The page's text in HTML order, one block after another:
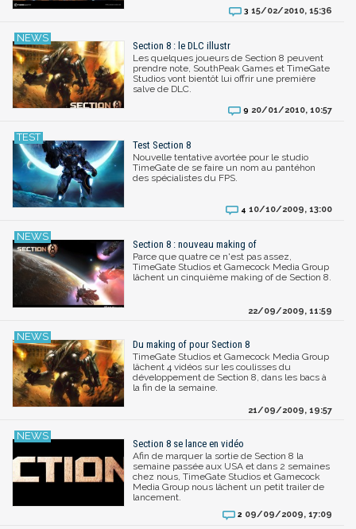
3 15/02/2010, 15:36
Section 8 : le DLC illustr
Les quelques joueurs de Section 8 peuvent
prendre note, SouthPeak Games et TimeGate
Studios vont bientôt lui offrir une première
salve de DLC.
9 20/01/2010, 10:57
Test Section 8
Nouvelle tentative avortée pour le studio
TimeGate de se faire un nom au pantéhon
des spécialistes du FPS.
4 10/10/2009, 13:00
Section 8 : nouveau making of
Parce que quatre ce n'est pas assez,
TimeGate Studios et Gamecock Media Group
lâchent un cinquième making of de Section 8.
22/09/2009, 11:59
Du making of pour Section 8
TimeGate Studios et Gamecock Media Group
lâchent 4 vidéos sur les coulisses du
développement de Section 8, dans les bacs à
la fin de la semaine.
21/09/2009, 19:57
Section 8 se lance en vidéo
Afin de marquer la sortie de Section 8 la
semaine passée aux USA et dans 2 semaines
chez nous, TimeGate Studios et Gamecock
Media Group nous lâchent un petit trailer de
lancement.
2 09/09/2009, 17:09